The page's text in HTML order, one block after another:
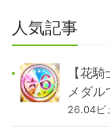
人気記事
【花
メダ
26.04ビ